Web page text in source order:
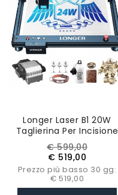
Longer Laser B1 20W
Taglierina Per Incisione
Laser
Prezzo
base
€ 599,00Prezzo
€ 519,00
Prezzo più basso 30 gg:
€ 519,00